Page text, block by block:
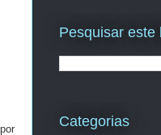
Pesquisar este
Categorias